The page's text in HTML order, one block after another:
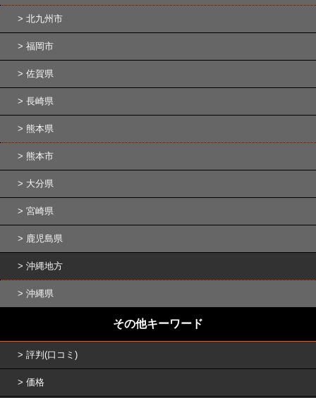
北九州市
福岡市
佐賀県
長崎県
熊本県
熊本市
大分県
宮崎県
鹿児島県
沖縄地方
沖縄県
その他キーワード
評判(口コミ)
価格